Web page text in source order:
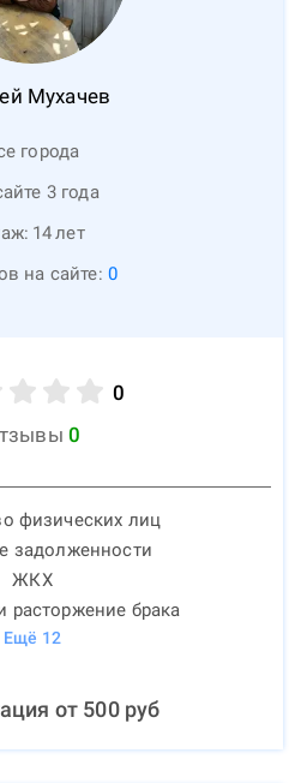
Мухачев
города
3 года
14лет
на сайте: 0
0
0
физических лиц
задолженности
ЖКХ
расторжение брака
Ещё 12
от 500руб